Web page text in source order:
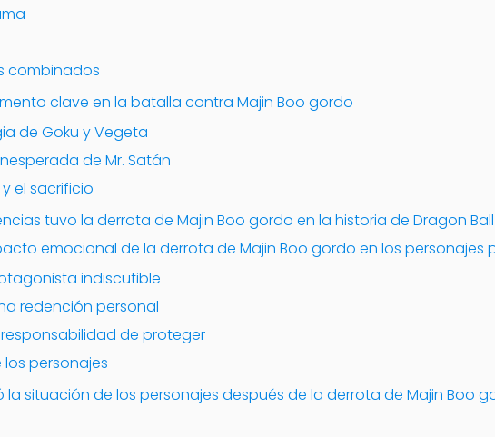
combinados
clave en la batalla contra Majin Boo gordo
de Goku y Vegeta
de Mr. Satán
el sacrificio
tuvo la derrota de Majin Boo gordo en la historia de Dragon Ball
emocional de la derrota de Majin Boo gordo en los personajes
indiscutible
redención personal
de proteger
los personajes
situación de los personajes después de la derrota de Majin Boo